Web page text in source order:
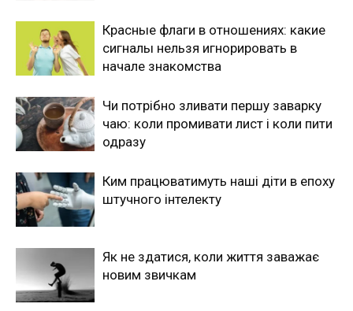
Красные флаги в отношениях: какие
сигналы нельзя игнорировать в
начале знакомства
Чи потрібно зливати першу заварку
чаю: коли промивати лист і коли пити
одразу
Ким працюватимуть наші діти в епоху
штучного інтелекту
Як не здатися, коли життя заважає
новим звичкам